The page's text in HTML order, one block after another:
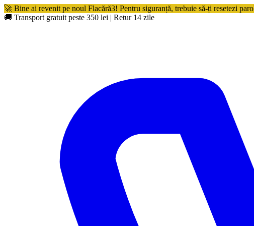
🚀 Bine ai revenit pe noul Flacără3! Pentru siguranță, trebuie să-ți resetezi
🚚 Transport gratuit peste 350 lei | Retur 14 zile